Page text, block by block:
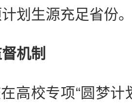
划生源充足省份
机制
校专项“圆梦计